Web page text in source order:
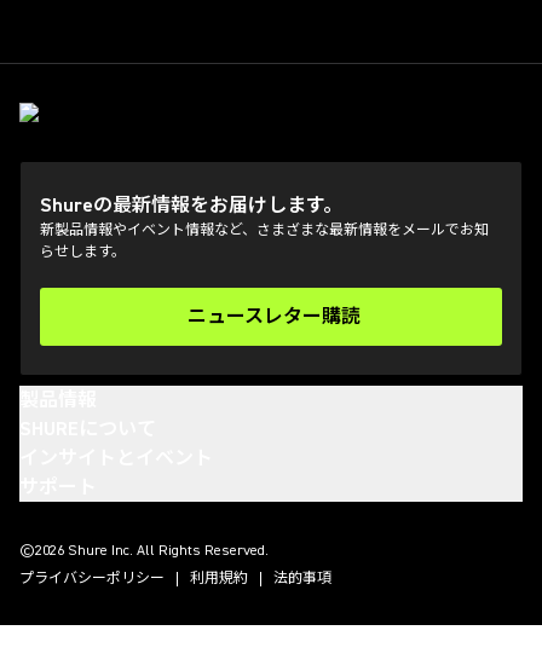
Shureの最新情報をお届けします。
新製品情報やイベント情報など、さまざまな最新情報をメールでお知
らせします。
ニュースレター購読
(Opens in a new tab)
©2026 Shure Inc. All Rights Reserved.
プライバシーポリシー
利用規約 法的事項